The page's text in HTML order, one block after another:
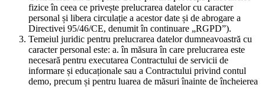
fizice în ceea ce privește prelucrarea datelor cu caracter
personal și libera circulație a acestor date și de abrogare a
Directivei 95/46/CE, denumit în continuare „RGPD”).
Temeiul juridic pentru prelucrarea datelor dumneavoastră cu
caracter personal este: a. în măsura în care prelucrarea este
necesară pentru executarea Contractului de servicii de
informare și educaționale sau a Contractului privind contul
demo, precum și pentru luarea de măsuri înainte de încheierea